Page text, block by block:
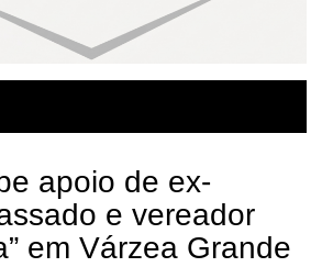
apoio de ex-
e vereador
em Várzea Grande